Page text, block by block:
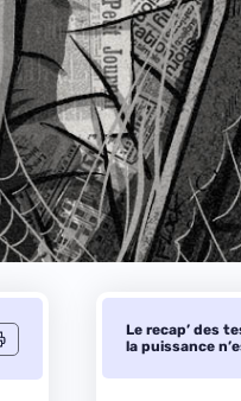
Le recap’ des
la puissance